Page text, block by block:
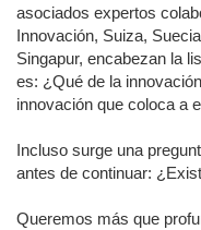
asociados expertos
Innovación, Suiza,
Singapur, encabezan la
es: ¿Qué de la
innovación que coloca a
Incluso surge una
antes de continuar:
Queremos más que